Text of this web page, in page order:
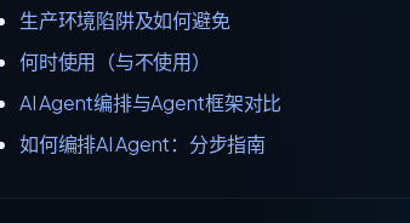
生产环境陷阱及如何避免
何时使用（与不使用）
AI Agent编排与Agent框架对比
如何编排AI Agent：分步指南